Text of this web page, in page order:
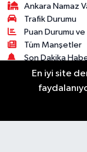
Ankara Namaz
Trafik Durumu
Puan Durumu
Tüm Manşetler
Son Dakika
Haber Arşivi
En iyi site